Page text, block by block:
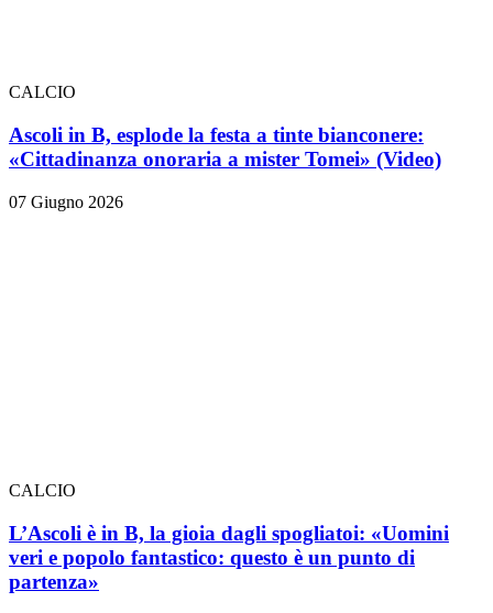
CALCIO
Ascoli in B, esplode la festa a tinte bianconere:
«Cittadinanza onoraria a mister Tomei» (Video)
07 Giugno 2026
CALCIO
L’Ascoli è in B, la gioia dagli spogliatoi: «Uomini
veri e popolo fantastico: questo è un punto di
partenza»